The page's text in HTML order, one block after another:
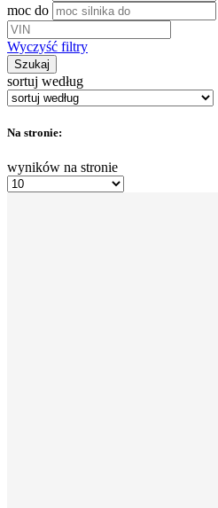
moc do
Wyczyść filtry
Szukaj
sortuj według
Na stronie:
wyników na stronie